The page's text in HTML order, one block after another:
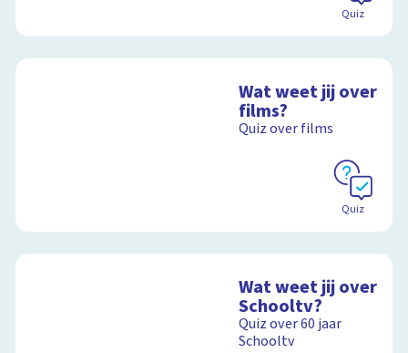
Quiz
Wat weet jij over
films?
Quiz over films
Quiz
Wat weet jij over
Schooltv?
Quiz over 60 jaar
Schooltv